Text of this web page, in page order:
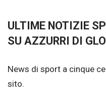
ULTIME NOTIZIE
SU AZZURRI DI
News di sport a cinque
sito.